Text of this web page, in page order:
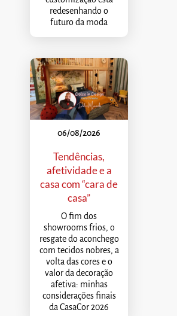
redesenhando o
futuro da moda
06/08/2026
Tendências,
afetividade e a
casa com “cara de
casa”
O fim dos
showrooms frios, o
resgate do aconchego
com tecidos nobres, a
volta das cores e o
valor da decoração
afetiva: minhas
considerações finais
da CasaCor 2026